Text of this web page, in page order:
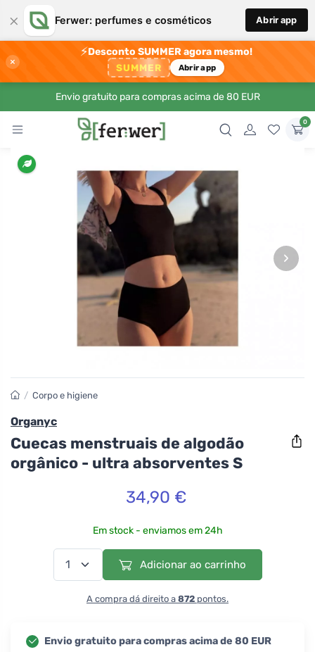
× Ferwer: perfumes e cosméticos Abrir app
×
⚡Desconto SUMMER agora mesmo!
SUMMER Abrir app
Envio gratuito para compras acima de 80 EUR
0
›
/ Corpo e higiene
Organyc
Cuecas menstruais de algodão
orgânico - ultra absorventes S
34,90 €
Em stock - enviamos em 24h
Adicionar ao carrinho
A compra dá direito a 872 pontos.
Envio gratuito para compras acima de 80 EUR